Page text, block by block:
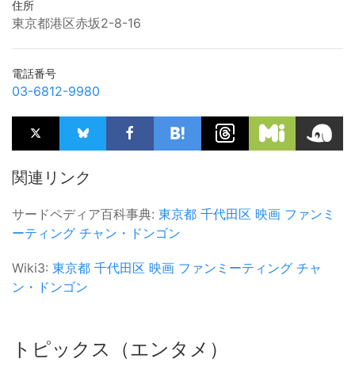
住所
東京都港区赤坂2-8-16
電話番号
03-6812-9980
関連リンク
サードペディア百科事典: 東京都 千代田区 映画 ファンミ
ーティング チャン・ドンゴン
Wiki3: 東京都 千代田区 映画 ファンミーティング チャ
ン・ドンゴン
トピックス（エンタメ）